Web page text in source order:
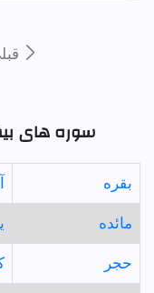
سوره های
بقره
مائده
حجر